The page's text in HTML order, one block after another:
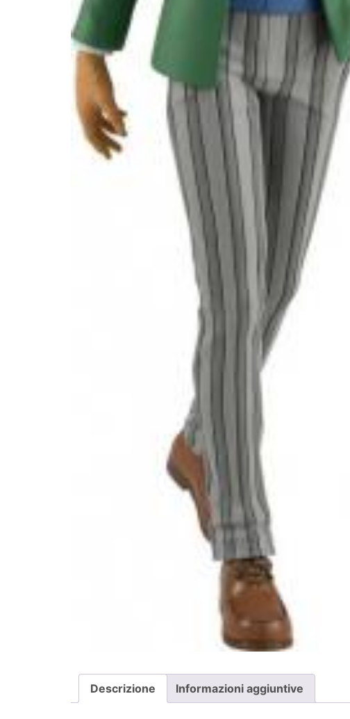
Descrizione Informazioni aggiuntive